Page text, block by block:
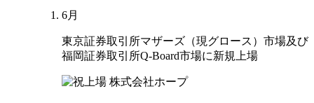
6月
東京証券取引所マザーズ（現グロース）市場及び
福岡証券取引所Q-Board市場に新規上場